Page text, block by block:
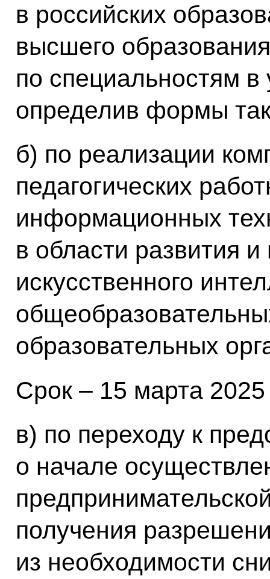
в российских
высшего
по специальностям в
определив формы
б) по реализации
педагогических
информационных
в области развития
искусственного
образовательных
Срок – 15 марта 2025
в) по переходу к
о начале
получения
из необходимости